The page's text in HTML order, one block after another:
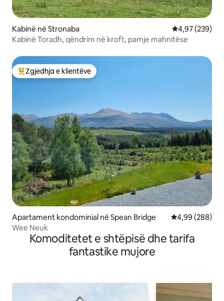
Kabinë në Stronaba Vlerësimi
4,97 (239)
Kabinë Toradh, qëndrim në kroft, pamje mahnitëse
Më të mirat e zgjedhjeve të klientëve
Zgjedhja e klientëve
Apartament kondominial në Spean Bridge Vlerësimi
4,99 (288)
Wee Neuk
Komoditetet e shtëpisë dhe tarifa
fantastike mujore